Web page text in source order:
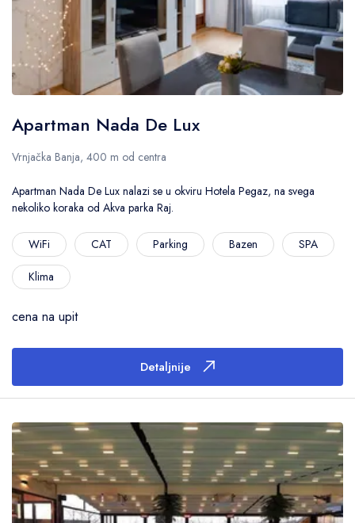
Apartman Nada De Lux
Vrnjačka Banja, 400 m od centra
Apartman Nada De Lux nalazi se u okviru Hotela Pegaz, na svega
nekoliko koraka od Akva parka Raj.
WiFi CAT Parking Bazen SPA
Klima
cena na upit
Detaljnije